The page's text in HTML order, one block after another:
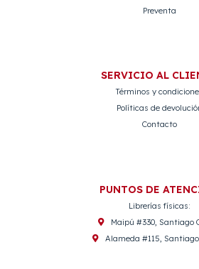
Preventa
SERVICIO AL
Términos y
Políticas de
Contacto
PUNTOS DE
Librerías físicas:
Maipú #330, Santiago
Alameda #115,